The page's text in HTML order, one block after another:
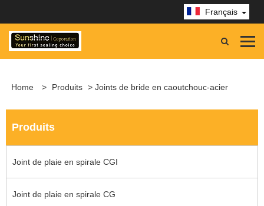
Français
Home > Produits > Joints de bride en caoutchouc-acier
Produits
Joint de plaie en spirale CGI
Joint de plaie en spirale CG